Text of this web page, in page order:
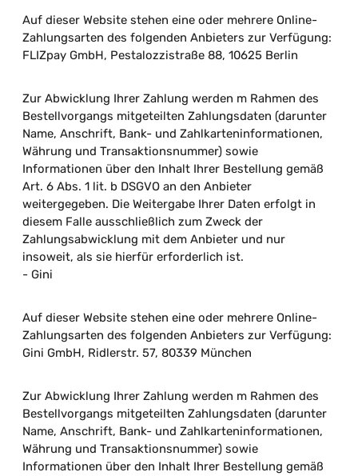
Auf dieser Website stehen eine oder mehrere Online-
Zahlungsarten des folgenden Anbieters zur Verfügung:
FLIZpay GmbH, Pestalozzistraße 88, 10625 Berlin
Zur Abwicklung Ihrer Zahlung werden m Rahmen des
Bestellvorgangs mitgeteilten Zahlungsdaten (darunter
Name, Anschrift, Bank- und Zahlkarteninformationen,
Währung und Transaktionsnummer) sowie
Informationen über den Inhalt Ihrer Bestellung gemäß
Art. 6 Abs. 1 lit. b DSGVO an den Anbieter
weitergegeben. Die Weitergabe Ihrer Daten erfolgt in
diesem Falle ausschließlich zum Zweck der
Zahlungsabwicklung mit dem Anbieter und nur
insoweit, als sie hierfür erforderlich ist.
- Gini
Auf dieser Website stehen eine oder mehrere Online-
Zahlungsarten des folgenden Anbieters zur Verfügung:
Gini GmbH, Ridlerstr. 57, 80339 München
Zur Abwicklung Ihrer Zahlung werden m Rahmen des
Bestellvorgangs mitgeteilten Zahlungsdaten (darunter
Name, Anschrift, Bank- und Zahlkarteninformationen,
Währung und Transaktionsnummer) sowie
Informationen über den Inhalt Ihrer Bestellung gemäß